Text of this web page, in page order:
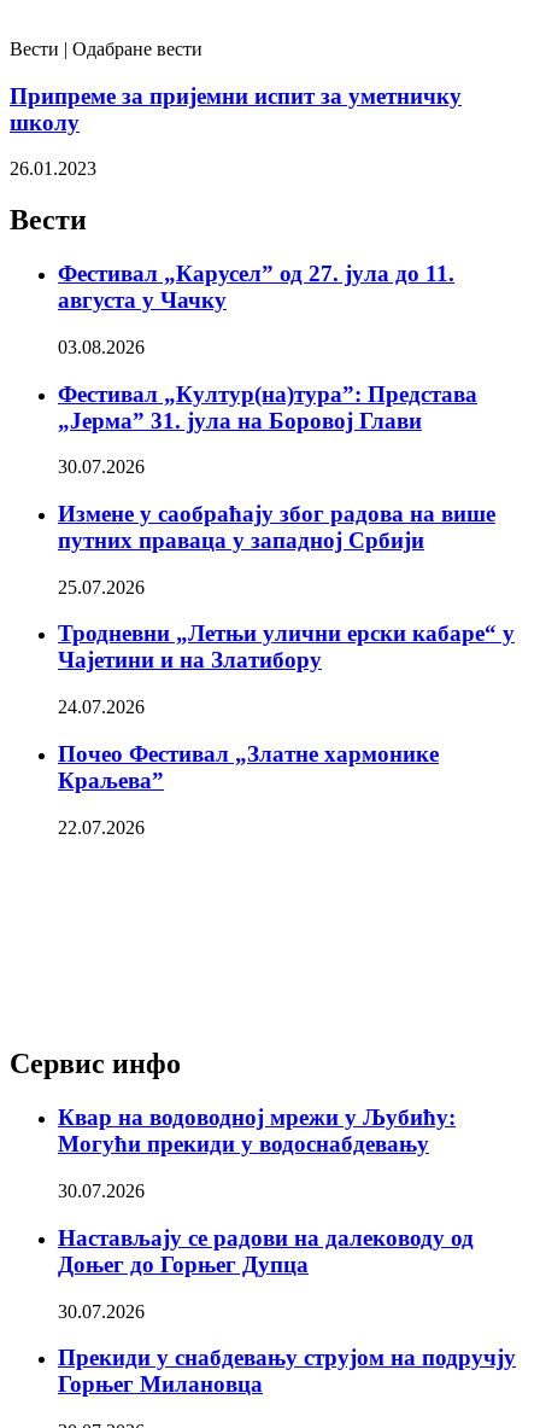
Вести | Одабране вести
Припреме за пријемни испит за уметничку
школу
26.01.2023
Вести
Фестивал „Карусел” од 27. јула до 11.
августа у Чачку
03.08.2026
Фестивал „Култур(на)тура”: Представа
„Јерма” 31. јула на Боровој Глави
30.07.2026
Измене у саобраћају због радова на више
путних праваца у западној Србији
25.07.2026
Тродневни „Летњи улични ерски кабаре“ у
Чајетини и на Златибору
24.07.2026
Почео Фестивал „Златне хармонике
Краљева”
22.07.2026
Сервис инфо
Квар на водоводној мрежи у Љубићу:
Могући прекиди у водоснабдевању
30.07.2026
Настављају се радови на далеководу од
Доњег до Горњег Дупца
30.07.2026
Прекиди у снабдевању струјом на подручју
Горњег Милановца